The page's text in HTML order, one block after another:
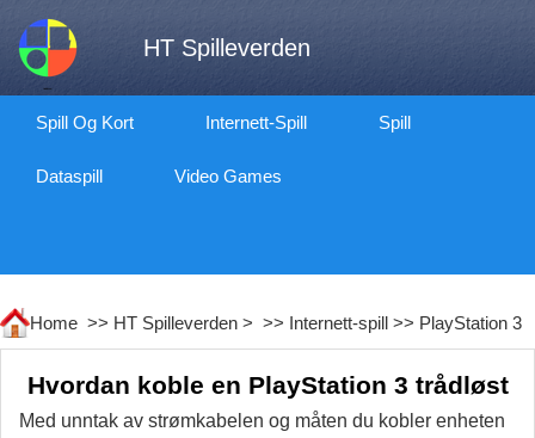
HT Spilleverden
Spill Og Kort Internett-Spill Spill
Dataspill Video Games
Home >> HT Spilleverden > >> Internett-spill >> PlayStation 3
Hvordan koble en PlayStation 3 trådløst
Med unntak av strømkabelen og måten du kobler enheten